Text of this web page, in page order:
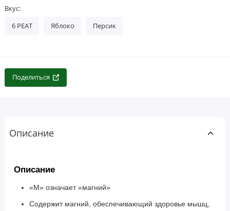
Вкус:
6 PEAT Яблоко Персик
Поделиться
Описание
Описание
«М» означает «магний»
Содержит магний, обеспечивающий здоровье мышц,